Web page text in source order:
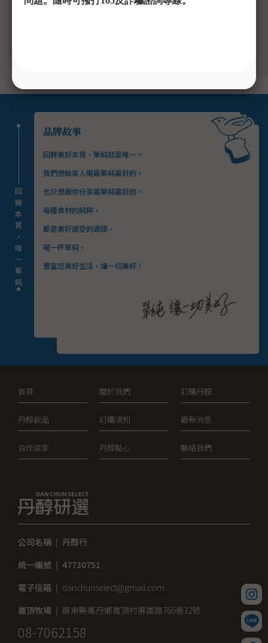
丹醇牛乳/丹醇優格、雙享優惠組
回
歸
本
質
，
唯
一
單
純
品牌故事
回歸美好本質，單純就是唯一。
我們想給家人喝最單純最好的，
也只想跟你分享最單純最好的。
每種食材的純粹，
都是美好感受的源頭，
喝一杯單純，
豐富您美好生活，讓一切美好！
公司名稱 | 丹醇行
統一編號 | 47730751
電子信箱 | danchunselect@gmail.com
崙頂牧場 | 屏東縣萬丹鄉崙頂村惠崙路766巷32號
08-7062158
首頁 關於我們 訂購丹醇
丹醇飲品 訂購須知 最新消息
合作店家 丹醇點心 聯絡我們